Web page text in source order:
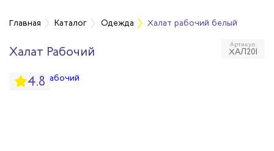
Главная Каталог Одежда Халат рабочий белый
Халат Рабочий Артикул:
ХАЛ201
4.8